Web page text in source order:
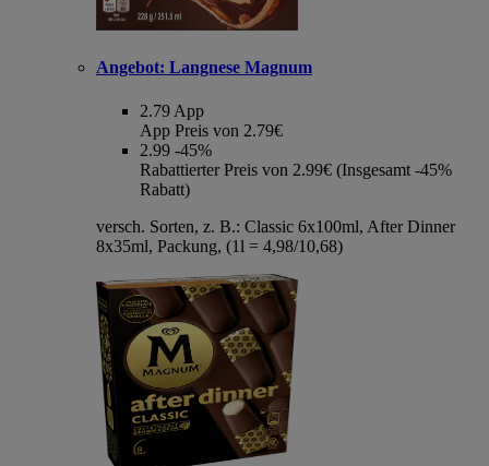
Angebot: Langnese Magnum
2.79 App
App Preis von 2.79€
2.99 -45%
Rabattierter Preis von 2.99€ (Insgesamt -45%
Rabatt)
versch. Sorten, z. B.: Classic 6x100ml, After Dinner
8x35ml, Packung, (1l = 4,98/10,68)